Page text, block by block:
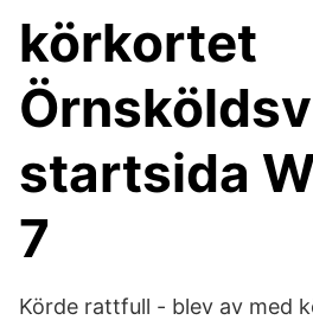
körkortet
startsida
7
Körde rattfull - blev av med